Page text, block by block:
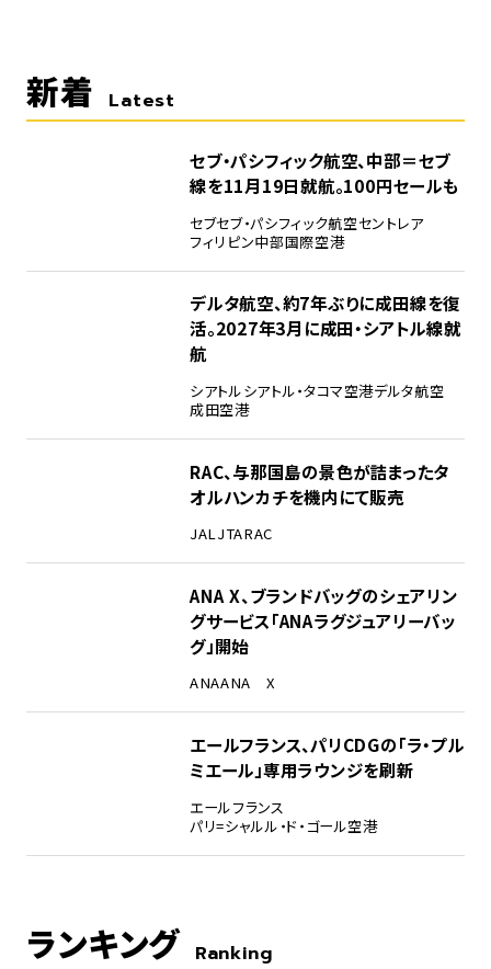
新着 Latest
セブ・パシフィック航空、中部＝セブ
線を11月19日就航。100円セールも
セブセブ・パシフィック航空セントレア
フィリピン中部国際空港
デルタ航空、約7年ぶりに成田線を復
活。2027年3月に成田・シアトル線就
航
シアトルシアトル・タコマ空港デルタ航空
成田空港
RAC、与那国島の景色が詰まったタ
オルハンカチを機内にて販売
JALJTARAC
ANA X、ブランドバッグのシェアリン
グサービス「ANAラグジュアリーバッ
グ」開始
ANAANA X
エールフランス、パリCDGの「ラ・プル
ミエール」専用ラウンジを刷新
エールフランス
パリ=シャルル・ド・ゴール空港
ランキング Ranking